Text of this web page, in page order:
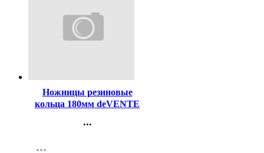
Ножницы резиновые
кольца 180мм deVENTE
...
Регистрация
more_horiz